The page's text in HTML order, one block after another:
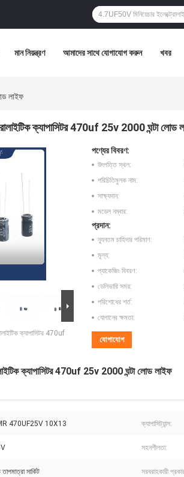
মান নিয়ন্ত্রণ আমাদের সাথে যোগাযোগ করুন খবর
লাইফ
ক্যাপাসিটর 470uf 25v 2000 ঘন্টা লোড
ক্যাপাসিটর 470uf
পণ্যের বিবরণ:
উৎপত্তি স্থল:
পরিচিতিমুলক নাম:
সাক্ষ্যদান:
মডেল নম্বার:
প্রদান:
ন্যূনতম চাহিদার পরিমাণ:
মূল্য:
প্যাকেজিং বিবরণ:
ডেলিভারি সময়:
পরিশোধের শর্ত:
যোগানের ক্ষমতা:
যোগাযোগ
ক্যাপাসিটর 470uf 25v 2000 ঘন্টা লোড লাইফ
470UF25V 10X13 ক্যাপাসিট্যান্স:
সহনশীলতা:
তাপমাত্রা সার্কিট সরবরাহকারী